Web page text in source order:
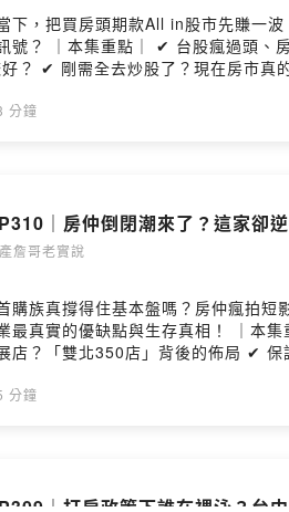
下，把買房頭期款All in股市先賺一
房貸竟成炒股資金？ ✔ 房價太高！頭期款
？現在房市真的被邊緣化？ 主持人：ETtoday房產雲副總編輯 詹宜軒 來賓：吉家網不動
動態廣告－－－－ 準備賣房嗎
分鐘
｜房仲倒閉潮來了？這家卻
詹哥老實說
購族真撐得住基本盤嗎？房仲瘋拍
點｜ ✔ 央行信用管制衝擊後 第一線房仲揭示買氣變化 ✔ 房仲轉戰短影音真的有用？真成交還是虛假熱度？ ✔
店？「雙北350店」背後的佈局 ✔
bDV7vl ⭐五星評論+訂閱 https://
分鐘